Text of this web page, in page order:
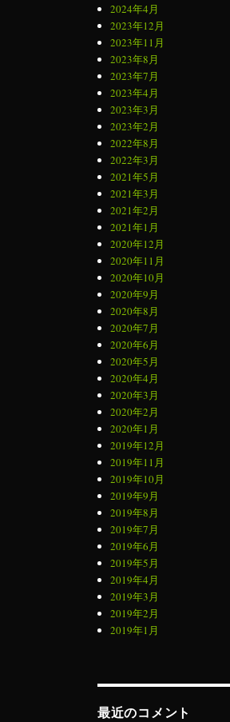
2024年4月
2023年12月
2023年11月
2023年8月
2023年7月
2023年4月
2023年3月
2023年2月
2022年8月
2022年3月
2021年5月
2021年3月
2021年2月
2021年1月
2020年12月
2020年11月
2020年10月
2020年9月
2020年8月
2020年7月
2020年6月
2020年5月
2020年4月
2020年3月
2020年2月
2020年1月
2019年12月
2019年11月
2019年10月
2019年9月
2019年8月
2019年7月
2019年6月
2019年5月
2019年4月
2019年3月
2019年2月
2019年1月
最近のコメント